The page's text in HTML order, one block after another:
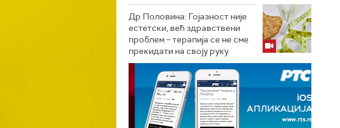
Др Половина: Гојазност није
естетски, већ здравствени
проблем – терапија се не сме
прекидати на своју руку